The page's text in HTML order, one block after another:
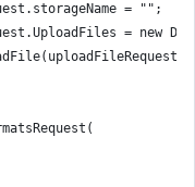
= "";
= new